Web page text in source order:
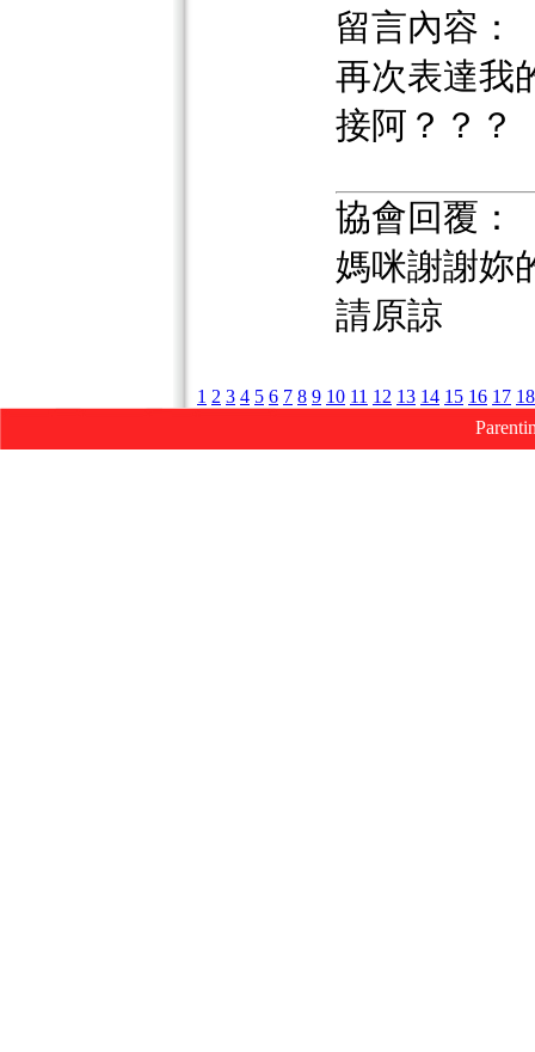
留言內容：
再次表達我
接阿？？？
協會回覆：
媽咪謝謝妳
請原諒
1 2 3 4 5 6 7 8 9 10 11 12 13 14 15 16 17 18